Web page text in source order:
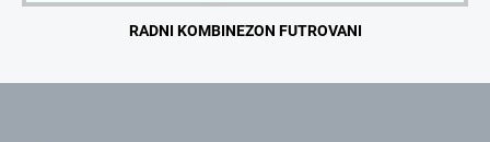
RADNI KOMBINEZON FUTROVANI